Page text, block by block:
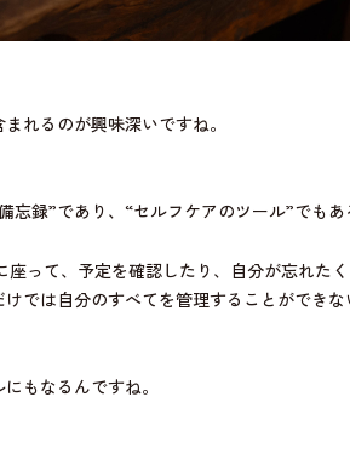
れるのが興味深いですね。
忘録”であり、“セルフケアのツール”でも
って、予定を確認したり、自分が忘れた
では自分のすべてを管理することができ
もなるんですね。